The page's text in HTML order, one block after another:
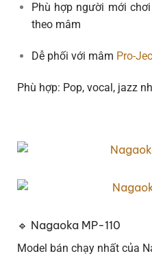
Phù hợp người mới
theo mâm
Dễ phối với mâm Pro-
Phù hợp: Pop, vocal, jazz
🔹 Nagaoka MP-110
Model bán chạy nhất của